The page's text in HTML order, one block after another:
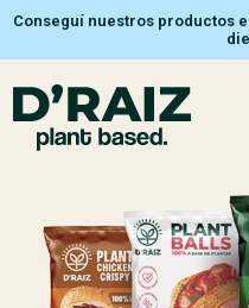
Conseguí nuestros productos